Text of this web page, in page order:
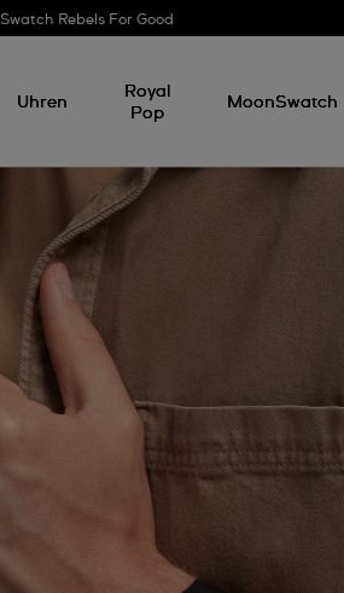
Swatch Rebels For Good
Uhren
Royal
Pop
MoonSwatch